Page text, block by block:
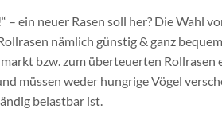
– ein neuer Rasen soll her? Die Wahl
nämlich günstig & ganz
bzw. zum überteuerten Rollrasen
müssen weder hungrige Vögel
belastbar ist.